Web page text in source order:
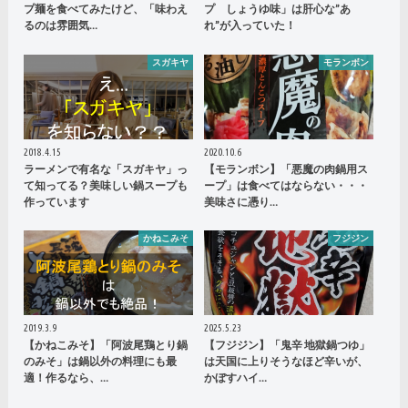
プ麺を食べてみたけど、「味わえ
るのは雰囲気…
プ しょうゆ味」は肝心な”あ
れ”が入っていた！
スガキヤ
2018.4.15
ラーメンで有名な「スガキヤ」っ
て知ってる？美味しい鍋スープも
作っています
モランボン
2020.10.6
【モランボン】「悪魔の肉鍋用ス
ープ」は食べてはならない・・・
美味さに憑り…
かねこみそ
2019.3.9
【かねこみそ】「阿波尾鶏とり鍋
のみそ」は鍋以外の料理にも最
適！作るなら、…
フジジン
2025.5.23
【フジジン】「鬼辛 地獄鍋つゆ」
は天国に上りそうなほど辛いが、
かぼすハイ…